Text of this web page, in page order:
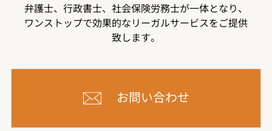
弁護士、行政書士、社会保険労務士が一体となり、
ワンストップで効果的なリーガルサービスをご提供
致します。
お問い合わせ